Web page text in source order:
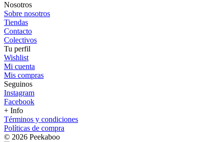
Nosotros
Sobre nosotros
Tiendas
Contacto
Colectivos
Tu perfil
Wishlist
Mi cuenta
Mis compras
Seguinos
Instagram
Facebook
+ Info
Términos y condiciones
Políticas de compra
© 2026 Peekaboo